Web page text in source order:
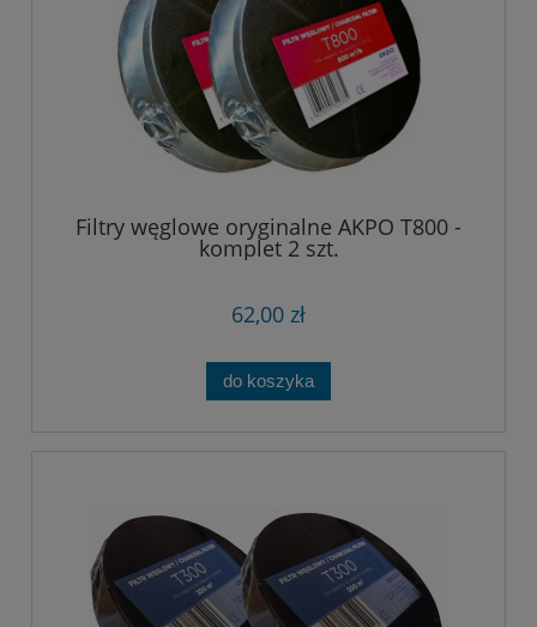
Filtry węglowe oryginalne AKPO T800 -
komplet 2 szt.
62,00 zł
do koszyka